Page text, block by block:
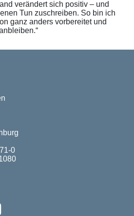
verändert sich positiv – und
Tun zuschreiben. So bin ich
ganz anders vorbereitet und
0